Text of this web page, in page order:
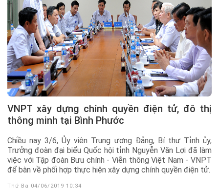
VNPT xây dựng chính quyền điện tử, đô thị
thông minh tại Bình Phước
Chiều nay 3/6, Ủy viên Trung ương Đảng, Bí thư Tỉnh ủy,
Trưởng đoàn đại biểu Quốc hội tỉnh Nguyễn Văn Lợi đã làm
việc với Tập đoàn Bưu chính - Viễn thông Việt Nam - VNPT
để bàn về phối hợp thực hiện xây dựng chính quyền điện tử.
Thứ Ba 04/06/2019 10:34